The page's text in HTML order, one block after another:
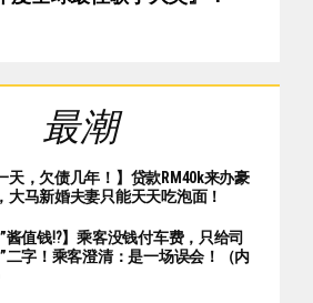
最潮
天，欠债几年！】贷款RM40k来办豪
大马新婚夫妻只能天天吃泡面！
”酱值钱⁉️】乘客没钱付车费，只给司
二字！乘客澄清：是一场误会！（内